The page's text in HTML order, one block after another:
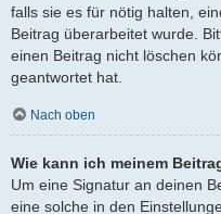
falls sie es für nötig halten,
Beitrag überarbeitet wurde.
einen Beitrag nicht löschen
geantwortet hat.
Nach oben
Wie kann ich meinem
Um eine Signatur an deinen
eine solche in den